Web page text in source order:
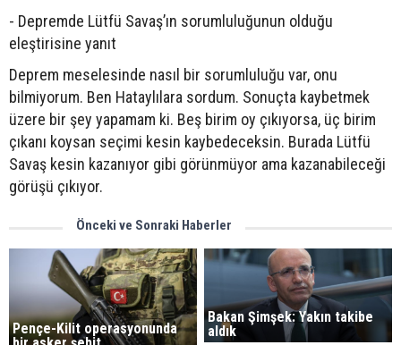
- Depremde Lütfü Savaş’ın sorumluluğunun olduğu
eleştirisine yanıt
Deprem meselesinde nasıl bir sorumluluğu var, onu
bilmiyorum. Ben Hataylılara sordum. Sonuçta kaybetmek
üzere bir şey yapamam ki. Beş birim oy çıkıyorsa, üç birim
çıkanı koysan seçimi kesin kaybedeceksin. Burada Lütfü
Savaş kesin kazanıyor gibi görünmüyor ama kazanabileceği
görüşü çıkıyor.
Önceki ve Sonraki Haberler
Pençe-Kilit operasyonunda
Bakan Şimşek: Yakın takibe
aldık